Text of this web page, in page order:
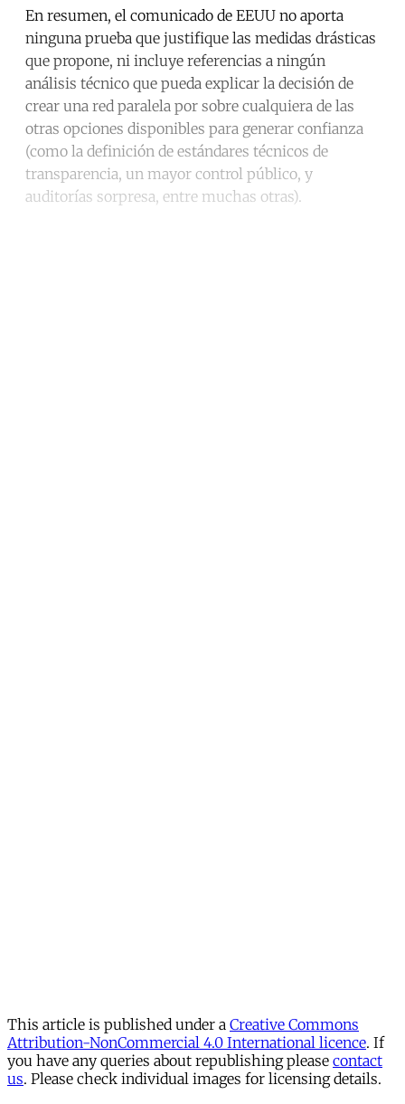
En resumen, el comunicado de EEUU no aporta
ninguna prueba que justifique las medidas drásticas
que propone, ni incluye referencias a ningún
análisis técnico que pueda explicar la decisión de
crear una red paralela por sobre cualquiera de las
otras opciones disponibles para generar confianza
(como la definición de estándares técnicos de
transparencia, un mayor control público, y
auditorías sorpresa, entre muchas otras).
This article is published under a Creative Commons
Attribution-NonCommercial 4.0 International licence. If
you have any queries about republishing please contact
us. Please check individual images for licensing details.